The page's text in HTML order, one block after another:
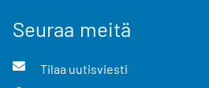
Seuraa meitä
Tilaa uutisviesti